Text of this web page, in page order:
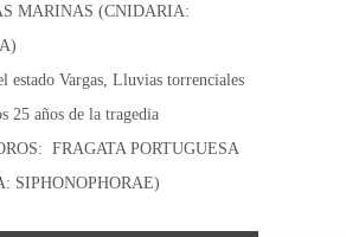
MARINAS (CNIDARIA:
estado Vargas, Lluvias torrenciales
25 años de la tragedia
FRAGATA PORTUGUESA
SIPHONOPHORAE)